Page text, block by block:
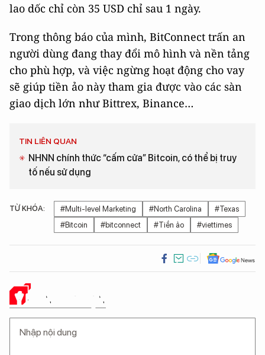
lao dốc chỉ còn 35 USD chỉ sau 1 ngày.
Trong thông báo của mình, BitConnect trấn an
người dùng đang thay đổi mô hình và nền tảng
cho phù hợp, và việc ngừng hoạt động cho vay
sẽ giúp tiền ảo này tham gia được vào các sàn
giao dịch lớn như Bittrex, Binance…
TIN LIÊN QUAN
NHNN chính thức “cấm cửa” Bitcoin, có thể bị truy
tố nếu sử dụng
TỪ KHÓA: #Multi-level Marketing #North Carolina
#Texas
#Bitcoin
#bitconnect #Tiền ảo #viettimes
Ý KIẾN CỦA BẠN